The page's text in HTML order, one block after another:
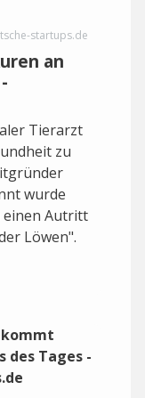
startups.de
an
Tierarzt
zu
wurde
einen Autritt
Löwen".